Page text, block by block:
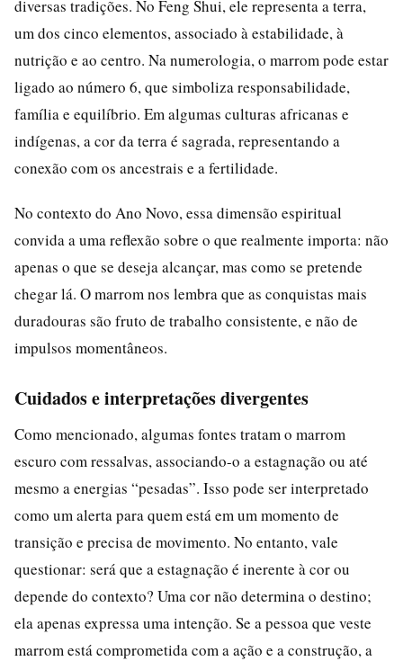
diversas tradições. No Feng Shui, ele representa a terra,
um dos cinco elementos, associado à estabilidade, à
nutrição e ao centro. Na numerologia, o marrom pode estar
ligado ao número 6, que simboliza responsabilidade,
família e equilíbrio. Em algumas culturas africanas e
indígenas, a cor da terra é sagrada, representando a
conexão com os ancestrais e a fertilidade.
No contexto do Ano Novo, essa dimensão espiritual
convida a uma reflexão sobre o que realmente importa: não
apenas o que se deseja alcançar, mas como se pretende
chegar lá. O marrom nos lembra que as conquistas mais
duradouras são fruto de trabalho consistente, e não de
impulsos momentâneos.
Cuidados e interpretações divergentes
Como mencionado, algumas fontes tratam o marrom
escuro com ressalvas, associando-o a estagnação ou até
mesmo a energias “pesadas”. Isso pode ser interpretado
como um alerta para quem está em um momento de
transição e precisa de movimento. No entanto, vale
questionar: será que a estagnação é inerente à cor ou
depende do contexto? Uma cor não determina o destino;
ela apenas expressa uma intenção. Se a pessoa que veste
marrom está comprometida com a ação e a construção, a